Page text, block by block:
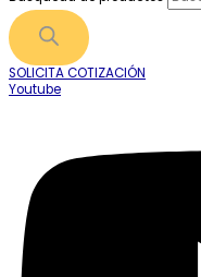
SOLICITA COTIZACIÓN
Youtube